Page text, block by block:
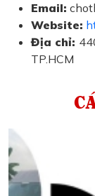
Email:
Website:
Địa chỉ:
TP.HCM